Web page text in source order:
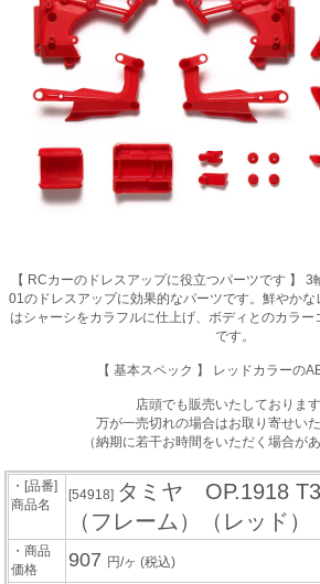
【 RCカーのドレスアップに役立つパーツです 】
01のドレスアップに効果的なパーツです。鮮やか
はシャーシをカラフルに仕上げ、ボディとのカラ
です。
【 基本スペック 】 レッドカラーの
店頭でも販売いたしております
万が一売切れの場合はお取り寄せいた
（納期に若干お時間をいただく場合が
・[品番]
商品名
[54918] タミヤ OP.1918
（フレーム）（レッド）
・商品
価格
907 円/ヶ(税込)